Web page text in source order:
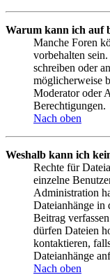
Warum kann ich auf
Manche Foren
vorbehalten
schreiben oder
möglicherweise
Moderator oder
Berechtigungen.
Nach oben
Weshalb kann ich
Rechte für
einzelne
Administration
Dateianhänge in
Beitrag
dürfen Dateien
kontaktieren,
Dateianhänge
Nach oben